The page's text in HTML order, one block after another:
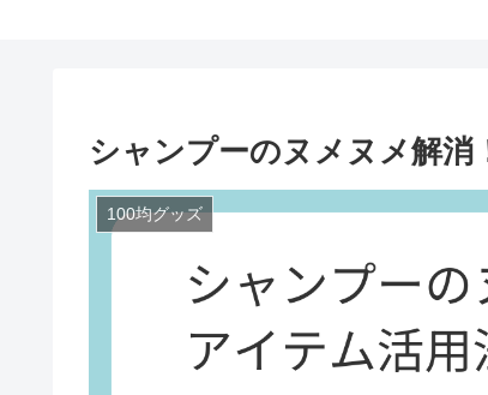
シャンプーのヌメヌメ解消
100均グッズ